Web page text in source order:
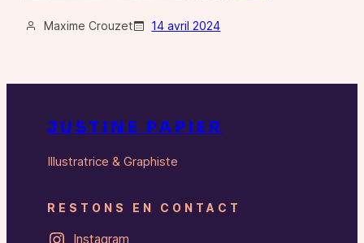
Maxime Crouzet 14 avril 2024
JUSTINE PAPIER
Illustratrice & Graphiste
RESTONS EN CONTACT
Instagram